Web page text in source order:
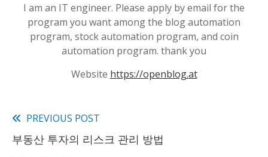
I am an IT engineer. Please apply by email for the
program you want among the blog automation
program, stock automation program, and coin
automation program. thank you
Website https://openblog.at
Read
more
PREVIOUS POST
부동산 투자의 리스크 관리 방법